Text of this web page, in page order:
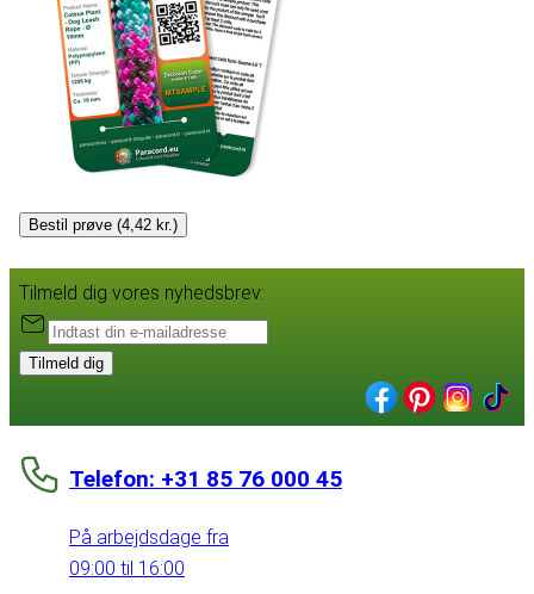
Bestil prøve (4,42 kr.)
Tilmeld dig vores nyhedsbrev:
Tilmeld dig
Telefon: +31 85 76 000 45
På arbejdsdage fra
09:00 til 16:00